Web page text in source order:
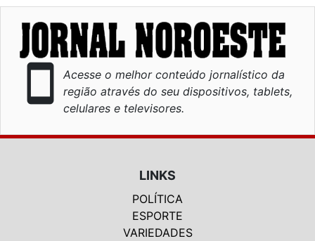
smartphone
Acesse o melhor conteúdo jornalístico da
região através do seu dispositivos, tablets,
celulares e televisores.
LINKS
POLÍTICA
ESPORTE
VARIEDADES